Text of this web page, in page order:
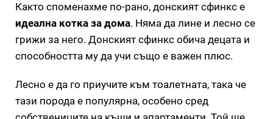
Както споменахме по-рано, донският сфинкс е
идеална котка за дома. Няма да лине и лесно се
грижи за него. Донският сфинкс обича децата и
способността му да учи също е важен плюс.
Лесно е да го приучите към тоалетната, така че
тази порода е популярна, особено сред